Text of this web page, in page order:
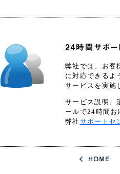
弊社では、お客
に対応できるよ
サービスを実施
サービス説明、
ールで24時間お
弊社 サポートセ